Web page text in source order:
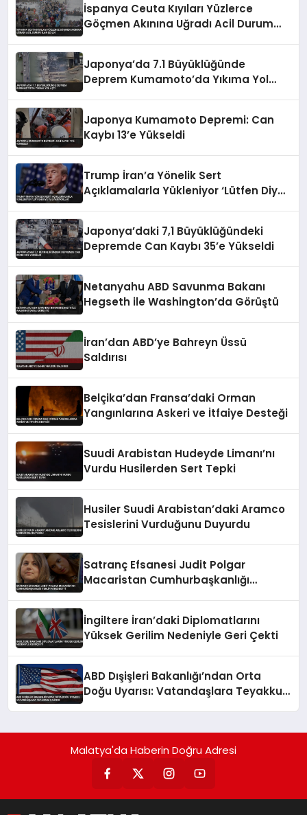
İspanya Ceuta Kıyıları Yüzlerce
Göçmen Akınına Uğradı Acil Durum
Japonya’da 7.1 Büyüklüğünde
Deprem Kumamoto’da Yıkıma Yol
Japonya Kumamoto Depremi: Can
Kaybı 13’e Yükseldi
Trump İran’a Yönelik Sert
Açıklamalarla Yükleniyor ‘Lütfen Diye
Japonya’daki 7,1 Büyüklüğündeki
Depremde Can Kaybı 35’e Yükseldi
Netanyahu ABD Savunma Bakanı
Hegseth ile Washington’da Görüştü
İran’dan ABD’ye Bahreyn Üssü
Saldırısı
Belçika’dan Fransa’daki Orman
Yangınlarına Askeri ve İtfaiye Desteği
Suudi Arabistan Hudeyde Limanı’nı
Vurdu Husilerden Sert Tepki
Husiler Suudi Arabistan’daki Aramco
Tesislerini Vurduğunu Duyurdu
Satranç Efsanesi Judit Polgar
Macaristan Cumhurbaşkanlığı
İngiltere İran’daki Diplomatlarını
Yüksek Gerilim Nedeniyle Geri Çekti
ABD Dışişleri Bakanlığı’ndan Orta
Doğu Uyarısı: Vatandaşlara Teyakkuz
Malatya'da Haberin Doğru Adresi